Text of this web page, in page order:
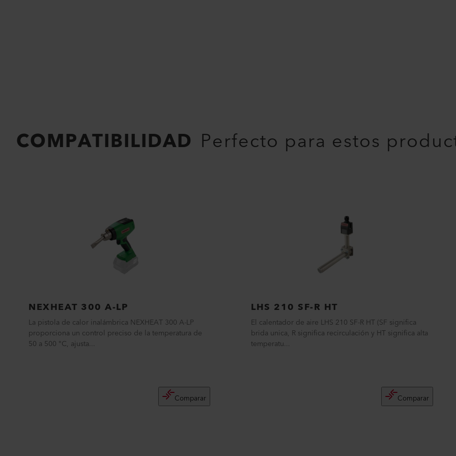
COMPATIBILIDAD Perfecto para estos
NEXHEAT 300 A-LP
La pistola de calor inalámbrica NEXHEAT 300 A-LP
proporciona un control preciso de la temperatura de
50 a 500 °C, ajusta...
Comparar
LHS 210 SF-R HT
El calentador de aire LHS 210 SF-R HT (SF significa
brida unica, R significa recirculación y HT significa alta
temperatu...
Comparar